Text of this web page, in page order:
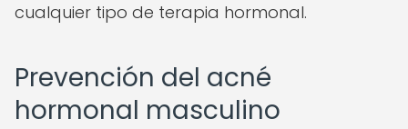
cualquier tipo de terapia hormonal.
Prevención del acné
hormonal masculino